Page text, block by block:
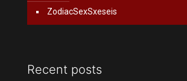
ZodiacSexSxeseis
Recent posts